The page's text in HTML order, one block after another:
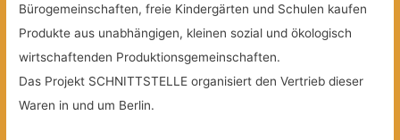
Bürogemeinschaften, freie Kindergärten und Schulen kaufen
Produkte aus unabhängigen, kleinen sozial und ökologisch
wirtschaftenden Produktionsgemeinschaften.
Das Projekt SCHNITTSTELLE organisiert den Vertrieb dieser
Waren in und um Berlin.